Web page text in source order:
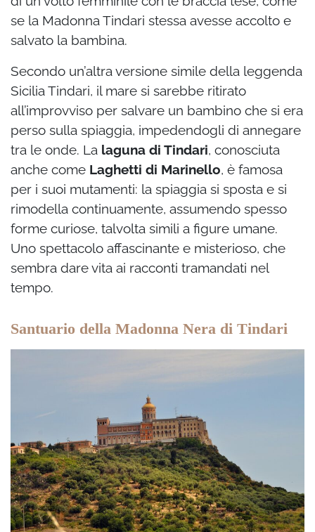
se la Madonna Tindari stessa avesse accolto e
salvato la bambina.
Secondo un’altra versione simile della leggenda
Sicilia Tindari, il mare si sarebbe ritirato
all’improvviso per salvare un bambino che si era
perso sulla spiaggia, impedendogli di annegare
tra le onde. La laguna di Tindari, conosciuta
anche come Laghetti di Marinello, è famosa
per i suoi mutamenti: la spiaggia si sposta e si
rimodella continuamente, assumendo spesso
forme curiose, talvolta simili a figure umane.
Uno spettacolo affascinante e misterioso, che
sembra dare vita ai racconti tramandati nel
tempo.
Santuario della Madonna Nera di Tindari